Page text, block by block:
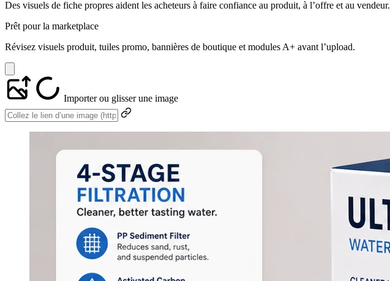
Des visuels de fiche propres aident les acheteurs à faire confiance au produit, à l’offre et au vendeur.
Prêt pour la marketplace
Révisez visuels produit, tuiles promo, bannières de boutique et modules A+ avant l’upload.
Importer ou glisser une image